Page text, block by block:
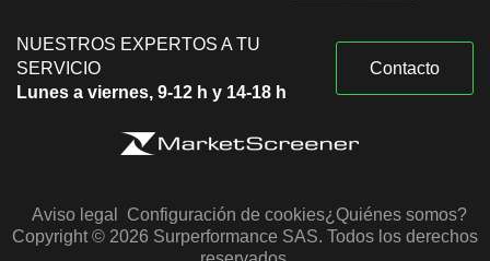
NUESTROS EXPERTOS A TU
SERVICIO
Lunes a viernes, 9-12 h y 14-18 h
Contacto
Aviso legal Configuración de cookies¿Quiénes somos?
Copyright © 2026 Surperformance SAS. Todos los derechos